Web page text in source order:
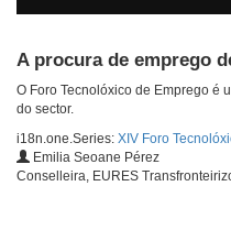
A procura de emprego
O Foro Tecnolóxico de Emprego é
do sector.
i18n.one.Series: XIV Foro
Emilia Seoane Pérez
Conselleira, EURES